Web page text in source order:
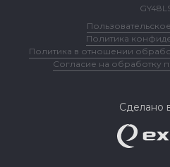
Политика
Политика в отношении
Согласие на обработку
Сделано